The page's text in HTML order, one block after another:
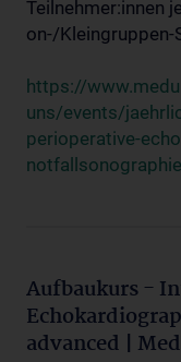
Teilnehmer:innen
on-/Kleingruppen-
https://
uns/events/
perioperative-
Aufbaukurs -
advanced |